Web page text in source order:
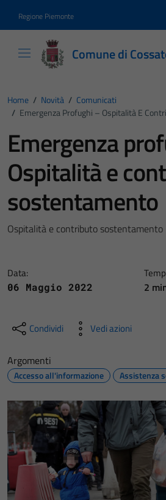
Regione Piemonte
Comune di
Home / Novità / Comunicati
/ Emergenza Profughi – Ospitalità E
Emergenza
Ospitalità e
sostentamento
Ospitalità e contributo sostentamento
Data:
06 Maggio 2022 2
Condividi Vedi azioni
Argomenti
Accesso all'informazione Assistenza